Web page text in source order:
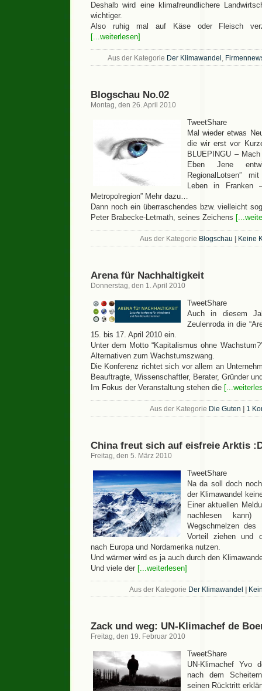
Deshalb wird eine klimafreundlichere
wichtiger.
Also ruhig mal auf Käse oder Fleisch
[...weiterlesen]
Aus der Kategorie Der Klimawandel ,
Blogschau No.02
Montag, den 26. April 2010
TweetShare
Mal wieder etwas
die wir erst vor
BLUEPINGU –
Eben Jene
RegionalLotsen”
Leben in Franken
Metropolregion” Mehr dazu…
Dann noch ein überraschendes bzw. vielleicht
Peter Brabecke-Letmath, seines Zeichens
Aus der Kategorie Blogschau Keine
Arena für Nachhaltigkeit
Donnerstag, den 1. April 2010
TweetShare
Auch in diesem
Zeulenroda in die
15. bis 17. April 2010 ein.
Unter dem Motto “Kapitalismus ohne
Alternativen zum Wachstumszwang.
Die Konferenz richtet sich vor allem an
Beauftragte, Wissenschaftler, Berater, Gründer
Im Fokus der Veranstaltung stehen die
Aus der Kategorie Die Guten 1
China freut sich auf eisfreie Arktis
Freitag, den 5. März 2010
TweetShare
Na da soll doch
der Klimawandel
Einer aktuellen
nachlesen
Wegschmelzen
Vorteil ziehen und
nach Europa und Nordamerika nutzen.
Und wärmer wird es ja auch durch den
Und viele der [...weiterlesen]
Aus der Kategorie Der Klimawandel
Zack und weg: UN-Klimachef de
Freitag, den 19. Februar 2010
TweetShare
UN-Klimachef Yvo
nach dem
seinen Rücktritt